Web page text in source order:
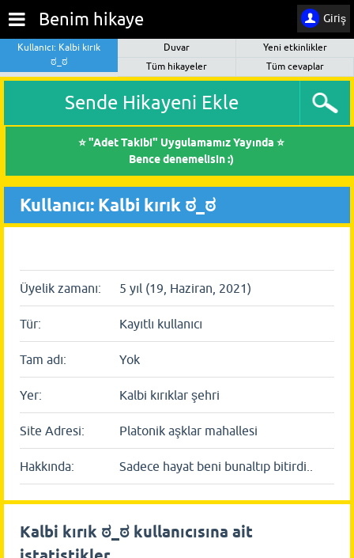
Giriş
Benim hikaye
Kullanıcı: Kalbi kırık
ಠ_ಠ
Duvar
Yeni etkinlikler
Tüm hikayeler
Tüm cevaplar
Sende Hikayeni Ekle
⭐ "Adet Takibi" Uygulamamız Yayında ⭐
Bence denemelisin :)
Kullanıcı: Kalbi kırık ಠ_ಠ
Üyelik zamanı: 5 yıl (19, Haziran, 2021)
Tür: Kayıtlı kullanıcı
Tam adı: Yok
Yer: Kalbi kırıklar şehri
Site Adresi: Platonik aşklar mahallesi
Hakkında: Sadece hayat beni bunaltıp bitirdi..
Kalbi kırık ಠ_ಠ kullanıcısına ait